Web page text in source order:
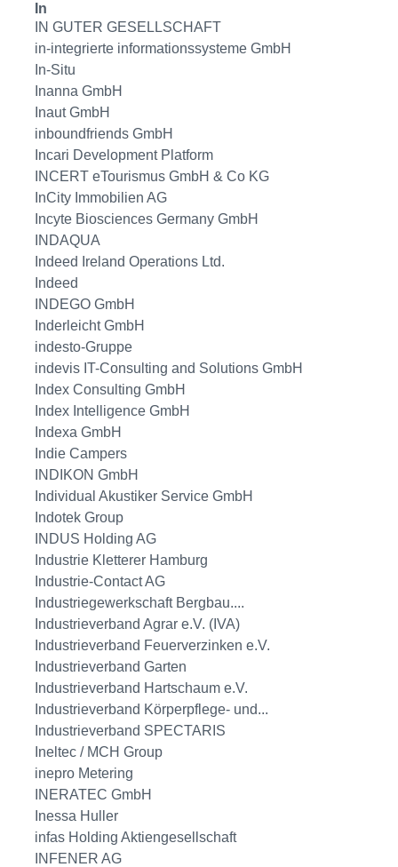
In
IN GUTER GESELLSCHAFT
in-integrierte informationssysteme GmbH
In-Situ
Inanna GmbH
Inaut GmbH
inboundfriends GmbH
Incari Development Platform
INCERT eTourismus GmbH & Co KG
InCity Immobilien AG
Incyte Biosciences Germany GmbH
INDAQUA
Indeed Ireland Operations Ltd.
Indeed
INDEGO GmbH
Inderleicht GmbH
indesto-Gruppe
indevis IT-Consulting and Solutions GmbH
Index Consulting GmbH
Index Intelligence GmbH
Indexa GmbH
Indie Campers
INDIKON GmbH
Individual Akustiker Service GmbH
Indotek Group
INDUS Holding AG
Industrie Kletterer Hamburg
Industrie-Contact AG
Industriegewerkschaft Bergbau....
Industrieverband Agrar e.V. (IVA)
Industrieverband Feuerverzinken e.V.
Industrieverband Garten
Industrieverband Hartschaum e.V.
Industrieverband Körperpflege- und...
Industrieverband SPECTARIS
Ineltec / MCH Group
inepro Metering
INERATEC GmbH
Inessa Huller
infas Holding Aktiengesellschaft
INFENER AG